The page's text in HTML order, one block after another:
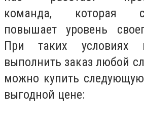
команда, которая
повышает уровень
При таких условиях
выполнить заказ любой
можно купить
выгодной цене: